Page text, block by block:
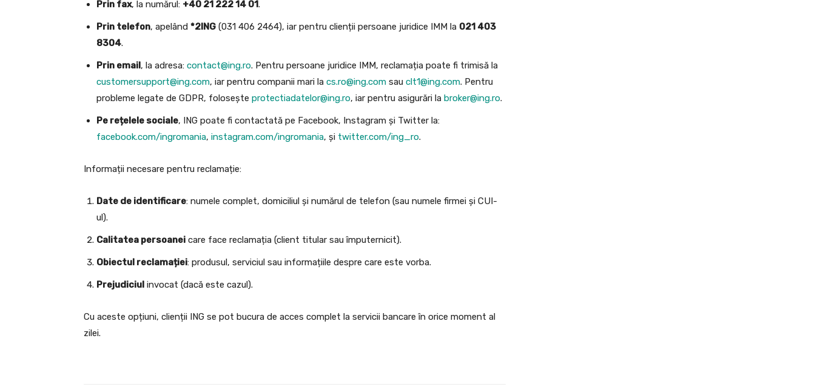
Prin fax, la numărul: +40 21 222 14 01.
Prin telefon, apelând *2ING (031 406 2464), iar pentru clienții persoane juridice IMM la 021 403
8304.
Prin email, la adresa: contact@ing.ro. Pentru persoane juridice IMM, reclamația poate fi trimisă la
customersupport@ing.com, iar pentru companii mari la cs.ro@ing.com sau clt1@ing.com. Pentru
probleme legate de GDPR, folosește protectiadatelor@ing.ro, iar pentru asigurări la broker@ing.ro.
Pe rețelele sociale, ING poate fi contactată pe Facebook, Instagram și Twitter la:
facebook.com/ingromania, instagram.com/ingromania, și twitter.com/ing_ro.
Informații necesare pentru reclamație:
Date de identificare: numele complet, domiciliul și numărul de telefon (sau numele firmei și CUI-
ul).
Calitatea persoanei care face reclamația (client titular sau împuternicit).
Obiectul reclamației: produsul, serviciul sau informațiile despre care este vorba.
Prejudiciul invocat (dacă este cazul).
Cu aceste opțiuni, clienții ING se pot bucura de acces complet la servicii bancare în orice moment al
zilei.